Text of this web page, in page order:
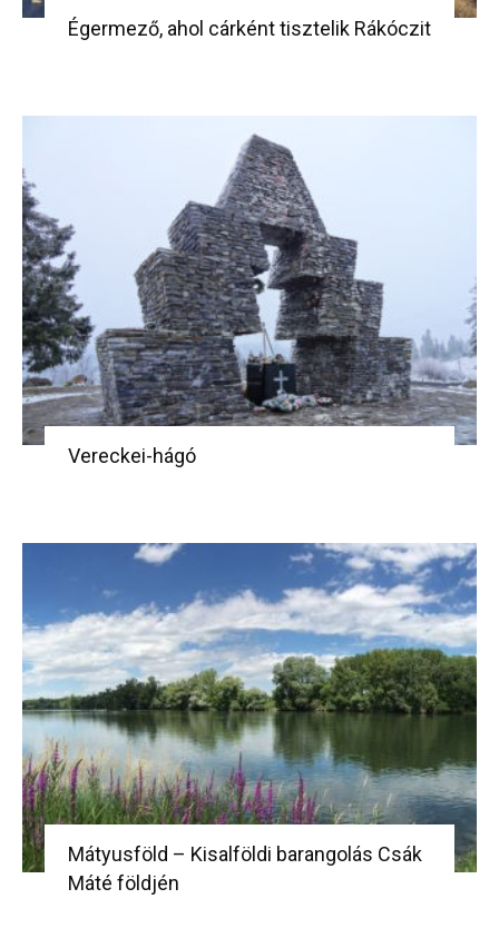
Égermező, ahol cárként tisztelik Rákóczit
Vereckei-hágó
Mátyusföld – Kisalföldi barangolás Csák
Máté földjén